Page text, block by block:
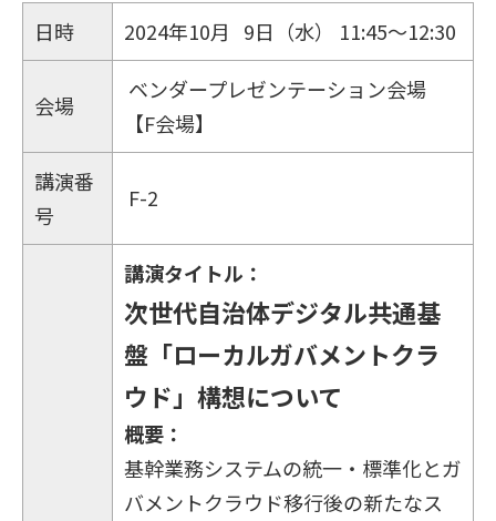
日時 2024年10月 9日（水） 11:45～12:30
会場
ベンダープレゼンテーション会場
【F会場】
講演番
号
F-2
講演タイトル：
次世代自治体デジタル共通基
盤「ローカルガバメントクラ
ウド」構想について
概要：
基幹業務システムの統一・標準化とガ
バメントクラウド移行後の新たなス